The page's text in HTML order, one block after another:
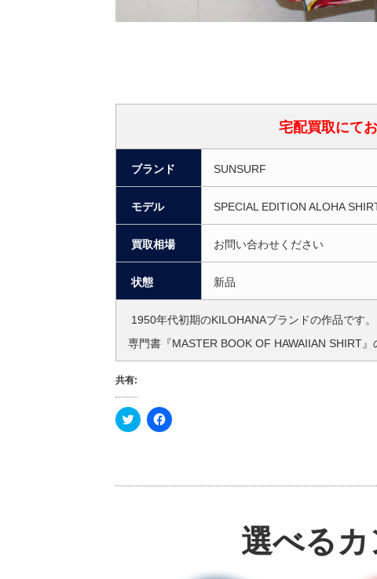
宅配買取にて
ブランド SUNSURF
モデル SPECIAL EDITION ALOHA
買取相場 お問い合わせください
状態 新品
1950年代初期のKILOHANAブランドの作品です
専門書『MASTER BOOK OF HAWAIIAN SHIRT』
共有:
ク
リ
w
F
a
k
選べる